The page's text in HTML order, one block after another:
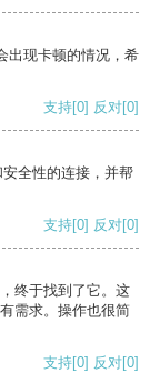
出现卡顿的情况，希
支持[0] 反对[0]
全性的连接，并帮
支持[0] 反对[0]
终于找到了它。这
需求。操作也很简
支持[0] 反对[0]